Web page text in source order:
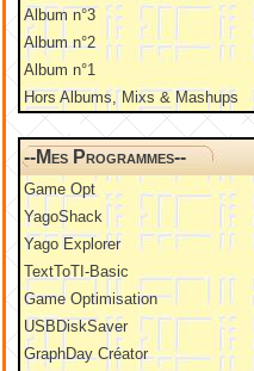
Album n°3
Album n°2
Album n°1
Hors Albums, Mixs & Mashups
--Mes Programmes--
Game Opt
YagoShack
Yago Explorer
TextToTI-Basic
Game Optimisation
USBDiskSaver
GraphDay Créator